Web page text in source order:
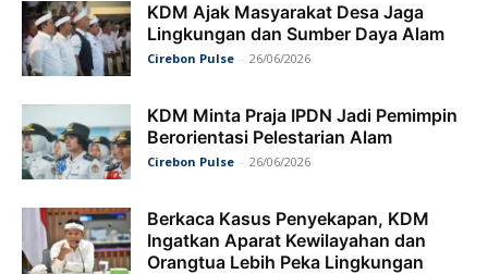
KDM Ajak Masyarakat Desa Jaga
Lingkungan dan Sumber Daya Alam
Cirebon Pulse - 26/06/2026
KDM Minta Praja IPDN Jadi Pemimpin
Berorientasi Pelestarian Alam
Cirebon Pulse - 26/06/2026
Berkaca Kasus Penyekapan, KDM
Ingatkan Aparat Kewilayahan dan
Orangtua Lebih Peka Lingkungan